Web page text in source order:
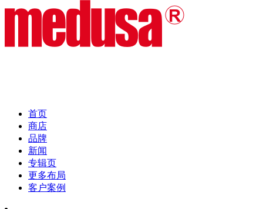
首页
商店
品牌
新闻
专辑页
更多布局
客户案例